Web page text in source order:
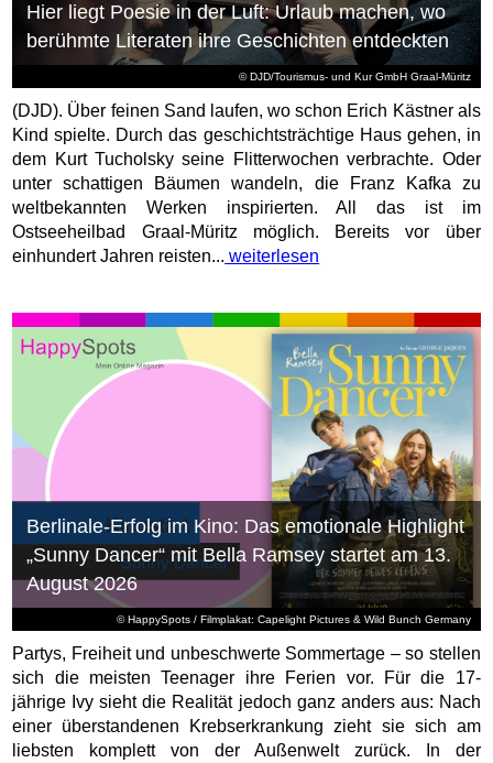
© DJD/Tourismus- und Kur GmbH Graal-Müritz
Hier liegt Poesie in der Luft: Urlaub machen, wo
berühmte Literaten ihre Geschichten entdeckten
(DJD). Über feinen Sand laufen, wo schon Erich Kästner als
Kind spielte. Durch das geschichtsträchtige Haus gehen, in
dem Kurt Tucholsky seine Flitterwochen verbrachte. Oder
unter schattigen Bäumen wandeln, die Franz Kafka zu
weltbekannten Werken inspirierten. All das ist im
Ostseeheilbad Graal-Müritz möglich. Bereits vor über
einhundert Jahren reisten... weiterlesen
© HappySpots / Filmplakat: Capelight Pictures & Wild Bunch Germany
Berlinale-Erfolg im Kino: Das emotionale Highlight
„Sunny Dancer“ mit Bella Ramsey startet am 13.
August 2026
Partys, Freiheit und unbeschwerte Sommertage – so stellen
sich die meisten Teenager ihre Ferien vor. Für die 17-
jährige Ivy sieht die Realität jedoch ganz anders aus: Nach
einer überstandenen Krebserkrankung zieht sie sich am
liebsten komplett von der Außenwelt zurück. In der